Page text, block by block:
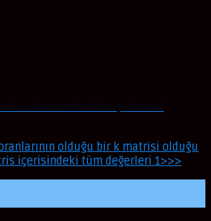
olduğu bir k matrisi olduğu
içerisindeki tüm değerleri 1>>>